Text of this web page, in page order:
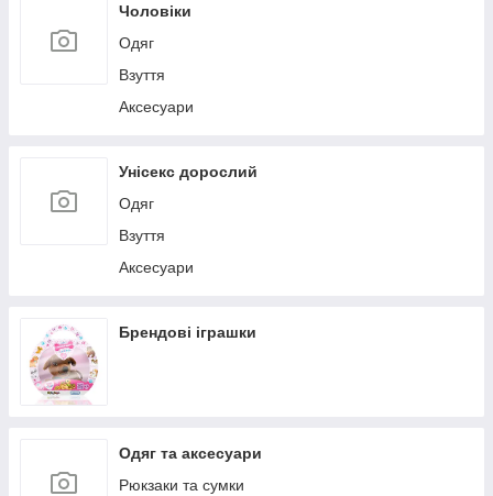
Чоловіки
Одяг
Взуття
Аксесуари
Унісекс дорослий
Одяг
Взуття
Аксесуари
Брендові іграшки
Одяг та аксесуари
Рюкзаки та сумки